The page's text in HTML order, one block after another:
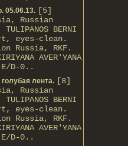
05.06.13. [5]
Russian
BERNI
eyes-clean.
Russia, RKF.
AVER'YANA
D-0..
лента. [8]
Russian
BERNI
eyes-clean.
Russia, RKF.
AVER'YANA
D-0..